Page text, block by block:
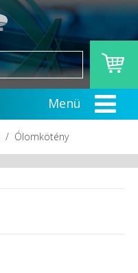
Ólomkötény